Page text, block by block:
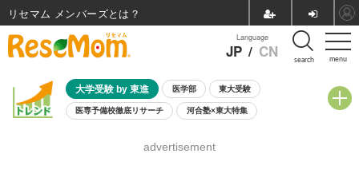
menu
Language
JP / CN search
大学受験 by 東進 医学部 東大受験
医専予備校徹底リサーチ 河合塾×東大特集
8月開催学校説明会・相談会
advertisement
リセマム メンバーズ